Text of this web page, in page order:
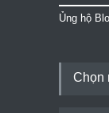
Ủng hộ
Chọn